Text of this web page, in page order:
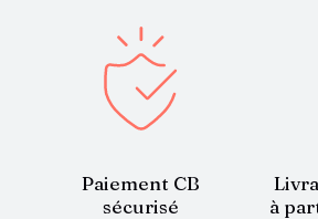
Paiement CB
sécurisé
à